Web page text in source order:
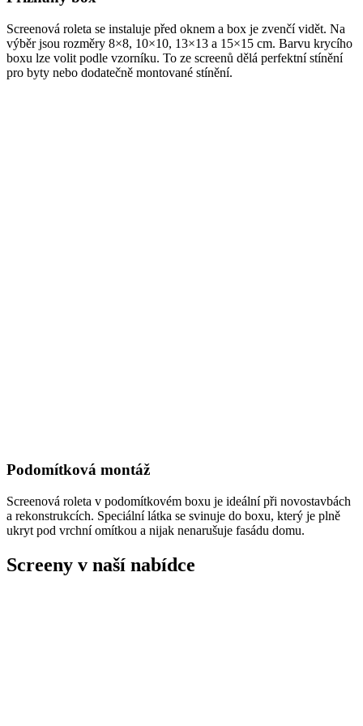
Screenová roleta se instaluje před oknem a box je zvenčí vidět. Na
výběr jsou rozměry 8×8, 10×10, 13×13 a 15×15 cm. Barvu krycího
boxu lze volit podle vzorníku. To ze screenů dělá perfektní stínění
pro byty nebo dodatečně montované stínění.
Podomítková montáž
Screenová roleta v podomítkovém boxu je ideální při novostavbách
a rekonstrukcích. Speciální látka se svinuje do boxu, který je plně
ukryt pod vrchní omítkou a nijak nenarušuje fasádu domu.
Screeny v naší nabídce